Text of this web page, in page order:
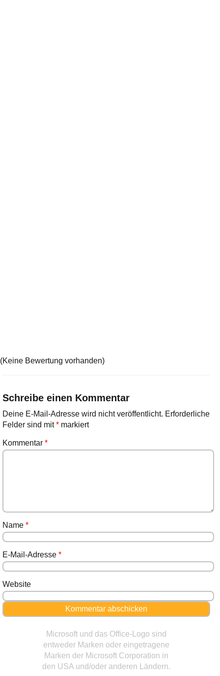
(Keine Bewertung vorhanden)
Schreibe einen Kommentar
Deine E-Mail-Adresse wird nicht veröffentlicht. Erforderliche
Felder sind mit*markiert
Kommentar *
Name *
E-Mail-Adresse *
Website
Microsoft und das Office-Logo sind
entweder Marken oder eingetragene
Marken der Microsoft Corporation in
den USA und/oder anderen Ländern.